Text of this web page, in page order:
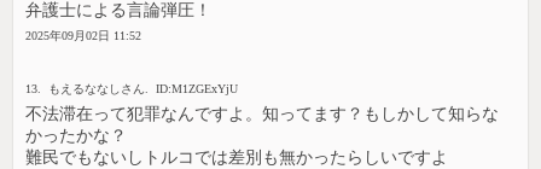
弁護士による言論弾圧！
2025年09月02日 11:52
13. もえるななしさん. ID:M1ZGExYjU
不法滞在って犯罪なんですよ。知ってます？もしかして知らな
かったかな？
難民でもないしトルコでは差別も無かったらしいですよ